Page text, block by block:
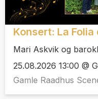
Konsert: La Folia
Mari Askvik og
25.08.2026 13:00 @
Gamle Raadhus